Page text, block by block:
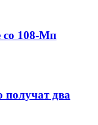
со 108-Мп
два